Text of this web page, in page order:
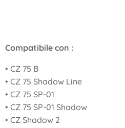
Compatibile con :
• CZ 75 B
• CZ 75 Shadow Line
• CZ 75 SP-01
• CZ 75 SP-01 Shadow
• CZ Shadow 2